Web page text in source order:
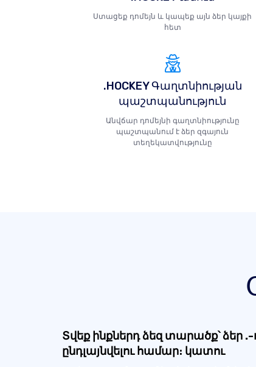
Ստացեք դոմեյն և կապեք այն ձեր կայքի
հետ
.HOCKEY Գաղտնիության
պաշտպանություն
Անվճար դոմեյնի գաղտնիությունը
պաշտպանում է ձեր զգայուն
տեղեկատվությունը
Տվեք ինքներդ ձեզ տարածք՝ ձեր .-
ընդլայնվելու համար։ կատու